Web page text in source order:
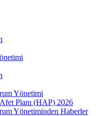
Yönetimi
Planı (HAP) 2026
Yönetiminden Haberler